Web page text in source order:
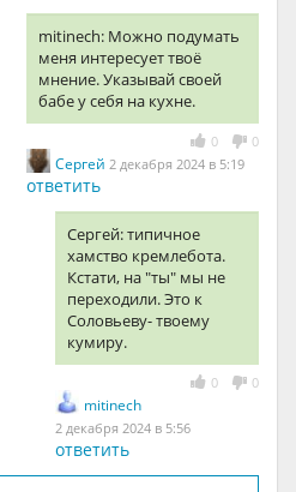
mitinech: Можно подумать
меня интересует твоё
мнение. Указывай своей
бабе у себя на кухне.
0 0
Сергей 2 декабря 2024 в 5:19
ответить
Сергей: типичное
хамство кремлебота.
Кстати, на "ты" мы не
переходили. Это к
Соловьеву- твоему
кумиру.
0 0
mitinech
2 декабря 2024 в 5:56
ответить